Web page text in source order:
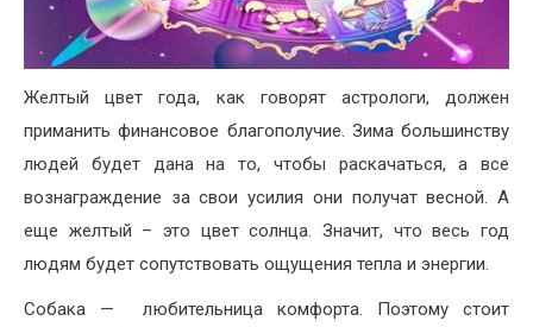
Желтый цвет года, как говорят астрологи, должен
приманить финансовое благополучие. Зима большинству
людей будет дана на то, чтобы раскачаться, а все
вознаграждение за свои усилия они получат весной. А
еще желтый – это цвет солнца. Значит, что весь год
людям будет сопутствовать ощущения тепла и энергии.
Собака — любительница комфорта. Поэтому стоит